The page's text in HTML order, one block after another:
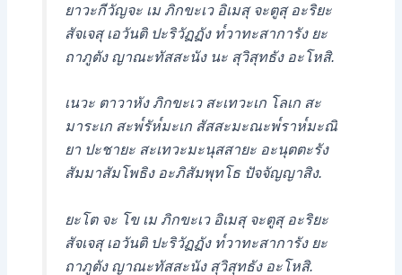
ยาวะกีวัญจะ เม ภิกขะเว อิเมสุ จะตูสุ อะริยะ
สัจเจสุ เอวันติ ปะริวัฏฏัง ท๎วาทะสาการัง ยะ
ถาภูตัง ญาณะทัสสะนัง นะ สุวิสุทธัง อะโหสิ.
เนวะ ตาวาหัง ภิกขะเว สะเทวะเก โลเก สะ
มาระเก สะพ๎รัห๎มะเก สัสสะมะณะพ๎ราห๎มะณิ
ยา ปะชายะ สะเทวะมะนุสสายะ อะนุตตะรัง
สัมมาสัมโพธิง อะภิสัมพุทโธ ปัจจัญญาสิง.
ยะโต จะ โข เม ภิกขะเว อิเมสุ จะตูสุ อะริยะ
สัจเจสุ เอวันติ ปะริวัฏฏัง ท๎วาทะสาการัง ยะ
ถาภูตัง ญาณะทัสสะนัง สุวิสุทธัง อะโหสิ.